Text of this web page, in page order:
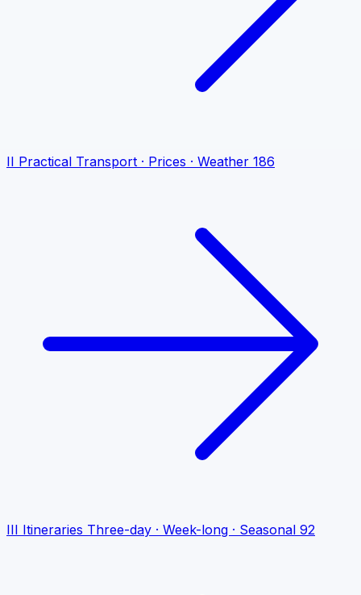
II Practical Transport · Prices · Weather 186
III Itineraries Three-day · Week-long · Seasonal 92